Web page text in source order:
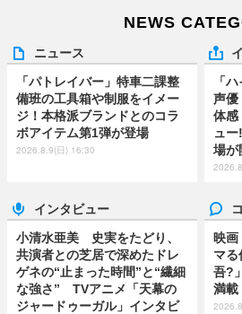
NEWS
ニュース
「パトレイバー」特車二課整
備班の工具箱や制服をイメー
ジ！本格派ブランドとのコラ
ボアイテム第1弾が登場
2026.8.9(日) 16:30
「
声優
体感
ュ
場が
インタビュー
小清水亜美 史実をたどり、
共演者との芝居で深めたドレ
ゲネの“止まった時間”と“繊細
な強さ” TVアニメ「天幕の
ジャードゥーガル」インタビ
映画
マる
吾?
満載